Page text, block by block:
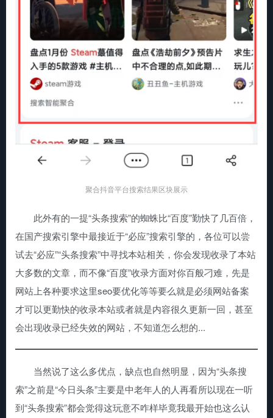
聚合抖音平台搜索结果区块展示
此外有的一提“头条搜索”的蜘蛛比“百度”勤快了几百倍，
在国产搜索引擎中最接近于“必应”搜索引擎的，各位可以尝
试去“必应”“头条搜索”中寻找本站相关，你会发现收录了本站
大多数的文章，而不像“百度”收录方面对你百般刁难，先是
网站上各种要求这里seo要优化等等要么就是必须网站备案
才可以更勤快的收录本站或者就是内容很久更新一回，甚至
会出现收录已经失效的网站，不知道怎么想的...
当然说了这么多优点，缺点也自然明显，因为“头条搜
索”之前是“今日头条”主要是中老年人的人再看所以现在一听
到“头条搜索”都会觉得这玩意不咋样毕竟我最开始也这么认